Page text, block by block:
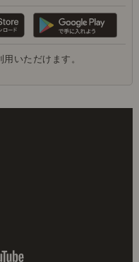
いただけます。